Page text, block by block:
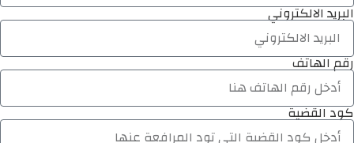
البريد الالكتروني
رقم الهاتف
كود القضية